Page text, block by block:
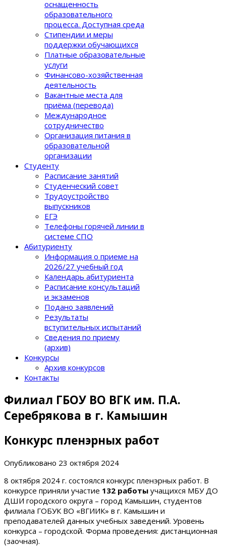
оснащенность
образовательного
процеcса. Доступная среда
Стипендии и меры
поддержки обучающихся
Платные образовательные
услуги
Финансово-хозяйственная
деятельность
Вакантные места для
приёма (перевода)
Международное
сотрудничество
Организация питания в
образовательной
организации
Студенту
Расписание занятий
Студенческий совет
Трудоустройство
выпускников
ЕГЭ
Телефоны горячей линии в
системе СПО
Абитуриенту
Информация о приеме на
2026/27 учебный год
Календарь абитуриента
Расписание консультаций
и экзаменов
Подано заявлений
Результаты
вступительных испытаний
Сведения по приему
(архив)
Конкурсы
Архив конкурсов
Контакты
Филиал ГБОУ ВО ВГК им. П.А.
Серебрякова в г. Камышин
Конкурс пленэрных работ
Опубликовано 23 октября 2024
8 октября 2024 г. состоялся конкурс пленэрных работ. В
конкурсе приняли участие 132 работы учащихся МБУ ДО
ДШИ городского округа – город Камышин, студентов
филиала ГОБУК ВО «ВГИИК» в г. Камышин и
преподавателей данных учебных заведений. Уровень
конкурса – городской. Форма проведения: дистанционная
(заочная).